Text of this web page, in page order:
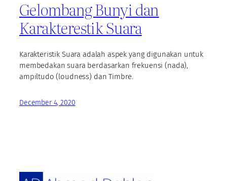
Gelombang Bunyi dan
Karakterestik Suara
Karakteristik Suara adalah aspek yang digunakan untuk
membedakan suara berdasarkan frekuensi (nada),
ampiltudo (loudness) dan Timbre.
December 4, 2020